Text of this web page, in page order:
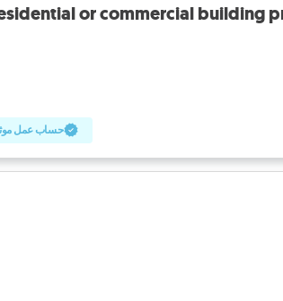
or commercial building
حساب عمل